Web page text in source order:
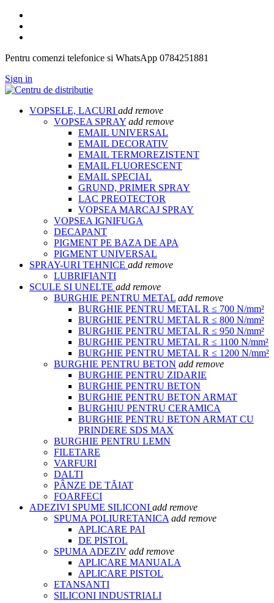
Pentru comenzi telefonice si WhatsApp 0784251881
Sign in
VOPSELE, LACURI add remove
VOPSEA SPRAY add remove
EMAIL UNIVERSAL
EMAIL DECORATIV
EMAIL TERMOREZISTENT
EMAIL FLUORESCENT
EMAIL SPECIAL
GRUND, PRIMER SPRAY
LAC PREOTECTOR
VOPSEA MARCAJ SPRAY
VOPSEA IGNIFUGA
DECAPANT
PIGMENT PE BAZA DE APA
PIGMENT UNIVERSAL
SPRAY-URI TEHNICE add remove
LUBRIFIANTI
SCULE SI UNELTE add remove
BURGHIE PENTRU METAL add remove
BURGHIE PENTRU METAL R ≤ 700 N/mm²
BURGHIE PENTRU METAL R ≤ 800 N/mm²
BURGHIE PENTRU METAL R ≤ 950 N/mm²
BURGHIE PENTRU METAL R ≤ 1100 N/mm²
BURGHIE PENTRU METAL R ≤ 1200 N/mm²
BURGHIE PENTRU BETON add remove
BURGHIE PENTRU ZIDARIE
BURGHIE PENTRU BETON
BURGHIE PENTRU BETON ARMAT
BURGHIU PENTRU CERAMICA
BURGHIE PENTRU BETON ARMAT CU
PRINDERE SDS MAX
BURGHIE PENTRU LEMN
FILETARE
VARFURI
DALTI
PÂNZE DE TĂIAT
FOARFECI
ADEZIVI SPUME SILICONI add remove
SPUMA POLIURETANICA add remove
APLICARE PAI
DE PISTOL
SPUMA ADEZIV add remove
APLICARE MANUALA
APLICARE PISTOL
ETANSANTI
SILICONI INDUSTRIALI